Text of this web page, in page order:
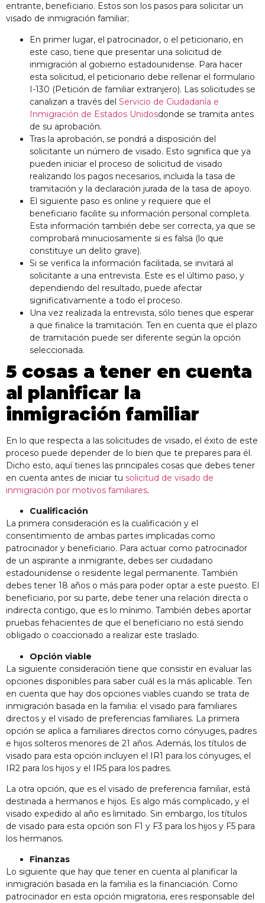
entrante, beneficiario. Estos son los pasos para solicitar un
visado de inmigración familiar;
En primer lugar, el patrocinador, o el peticionario, en
este caso, tiene que presentar una solicitud de
inmigración al gobierno estadounidense. Para hacer
esta solicitud, el peticionario debe rellenar el formulario
I-130 (Petición de familiar extranjero). Las solicitudes se
canalizan a través del Servicio de Ciudadanía e
Inmigración de Estados Unidosdonde se tramita antes
de su aprobación.
Tras la aprobación, se pondrá a disposición del
solicitante un número de visado. Esto significa que ya
pueden iniciar el proceso de solicitud de visado
realizando los pagos necesarios, incluida la tasa de
tramitación y la declaración jurada de la tasa de apoyo.
El siguiente paso es online y requiere que el
beneficiario facilite su información personal completa.
Esta información también debe ser correcta, ya que se
comprobará minuciosamente si es falsa (lo que
constituye un delito grave).
Si se verifica la información facilitada, se invitará al
solicitante a una entrevista. Este es el último paso, y
dependiendo del resultado, puede afectar
significativamente a todo el proceso.
Una vez realizada la entrevista, sólo tienes que esperar
a que finalice la tramitación. Ten en cuenta que el plazo
de tramitación puede ser diferente según la opción
seleccionada.
5 cosas a tener en cuenta
al planificar la
inmigración familiar
En lo que respecta a las solicitudes de visado, el éxito de este
proceso puede depender de lo bien que te prepares para él.
Dicho esto, aquí tienes las principales cosas que debes tener
en cuenta antes de iniciar tu solicitud de visado de
inmigración por motivos familiares.
Cualificación
La primera consideración es la cualificación y el
consentimiento de ambas partes implicadas como
patrocinador y beneficiario. Para actuar como patrocinador
de un aspirante a inmigrante, debes ser ciudadano
estadounidense o residente legal permanente. También
debes tener 18 años o más para poder optar a este puesto. El
beneficiario, por su parte, debe tener una relación directa o
indirecta contigo, que es lo mínimo. También debes aportar
pruebas fehacientes de que el beneficiario no está siendo
obligado o coaccionado a realizar este traslado.
Opción viable
La siguiente consideración tiene que consistir en evaluar las
opciones disponibles para saber cuál es la más aplicable. Ten
en cuenta que hay dos opciones viables cuando se trata de
inmigración basada en la familia: el visado para familiares
directos y el visado de preferencias familiares. La primera
opción se aplica a familiares directos como cónyuges, padres
e hijos solteros menores de 21 años. Además, los títulos de
visado para esta opción incluyen el IR1 para los cónyuges, el
IR2 para los hijos y el IR5 para los padres.
La otra opción, que es el visado de preferencia familiar, está
destinada a hermanos e hijos. Es algo más complicado, y el
visado expedido al año es limitado. Sin embargo, los títulos
de visado para esta opción son F1 y F3 para los hijos y F5 para
los hermanos.
Finanzas
Lo siguiente que hay que tener en cuenta al planificar la
inmigración basada en la familia es la financiación. Como
patrocinador en esta opción migratoria, eres responsable del